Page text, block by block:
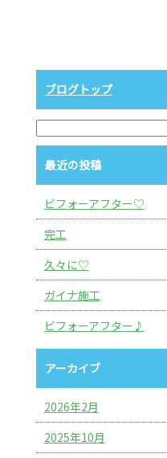
ブログトップ
最近の投稿
ビフォーアフター♡
完工
久々に♡
ガイナ施工
ビフォーアフター♪
アーカイブ
2026年2月
2025年10月